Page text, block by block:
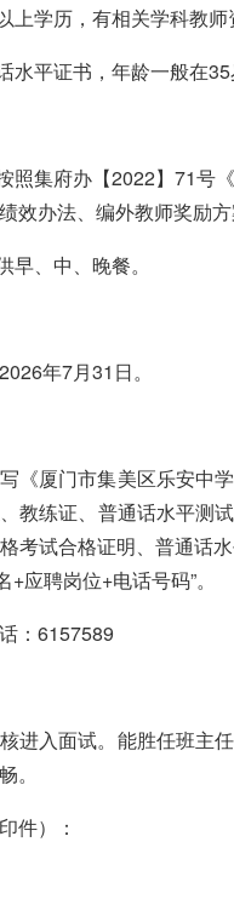
上学历，有相关学科教
水平证书，年龄一般在
照集府办【2022】71号
效办法、编外教师奖励
、中、晚餐。
年7月31日。
《厦门市集美区乐安中
教练证、普通话水平测
考试合格证明、普通话
应聘岗位+电话号码”。
：6157589
进入面试。能胜任班主
。
件）：